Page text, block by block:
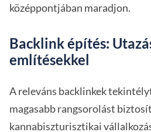
középpontjában maradjon.
Backlink építés:
említésekkel
A releváns backlinkek
magasabb rangsorolást
kannabiszturisztikai